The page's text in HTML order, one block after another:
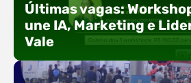
Últimas vagas:
une IA, Marketing e
Vale